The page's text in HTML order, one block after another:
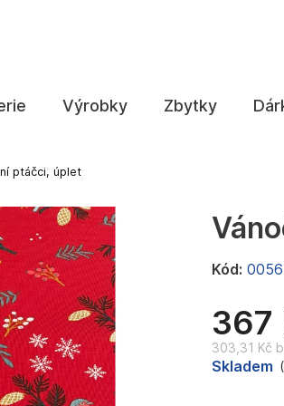
Výrobky Zbytky
ptáčci, úplet
Kód:
367
303,31 Kč
Měrná
Skladem
Co potřebujete najít?
Doporučujeme